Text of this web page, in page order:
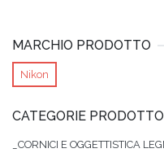
MARCHIO PRODOTTO
Nikon
CATEGORIE PRODOTTO
_CORNICI E OGGETTISTICA